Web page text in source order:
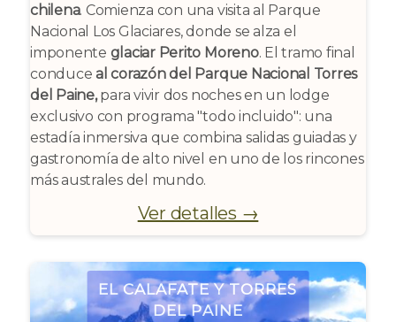
chilena. Comienza con una visita al Parque
Nacional Los Glaciares, donde se alza el
imponente glaciar Perito Moreno. El tramo final
conduce al corazón del Parque Nacional Torres
del Paine,para vivir dos noches en un lodge
exclusivo con programa "todo incluido": una
estadía inmersiva que combina salidas guiadas y
gastronomía de alto nivel en uno de los rincones
más australes del mundo.
Ver detalles →
El Calafate y Torres
del Paine